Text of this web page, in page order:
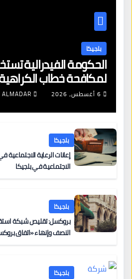
بلجيكا
الحكومة الفيدرالية
لمكافحة خطاب
6 أغسطس، 2026 ALMADAR
بلجيكا
إعانات الرعاية الاجتماعية
الاجتماعية في بلجيكا
بلجيكا
بروكسل: تقليص شبكة
النصف وإنهاء «اتفاق
بلجيكا